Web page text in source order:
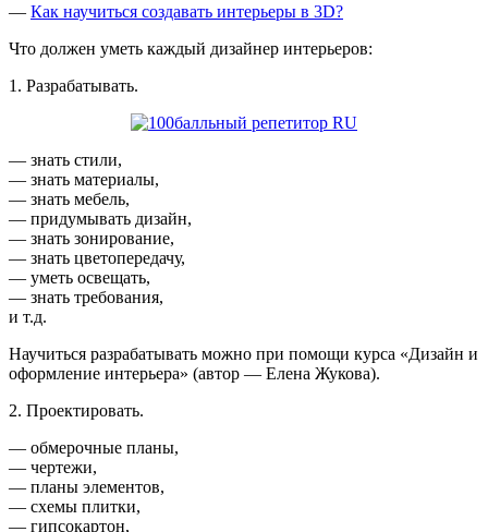
— Как научиться создавать интерьеры в 3D?
Что должен уметь каждый дизайнер интерьеров:
1. Разрабатывать.
— знать стили,
— знать материалы,
— знать мебель,
— придумывать дизайн,
— знать зонирование,
— знать цветопередачу,
— уметь освещать,
— знать требования,
и т.д.
Научиться разрабатывать можно при помощи курса «Дизайн и
оформление интерьера» (автор — Елена Жукова).
2. Проектировать.
— обмерочные планы,
— чертежи,
— планы элементов,
— схемы плитки,
— гипсокартон,